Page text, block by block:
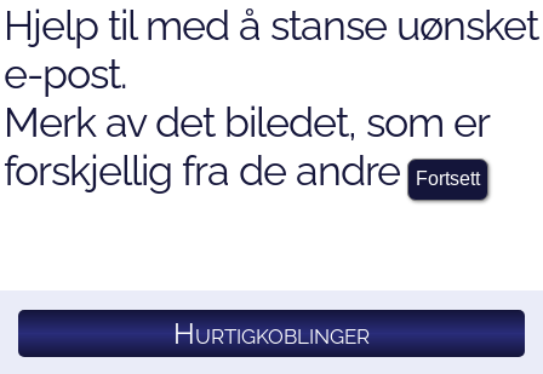
Hjelp til med å stanse uønsket
e-post.
Merk av det biledet, som er
forskjellig fra de andre
Hurtigkoblinger